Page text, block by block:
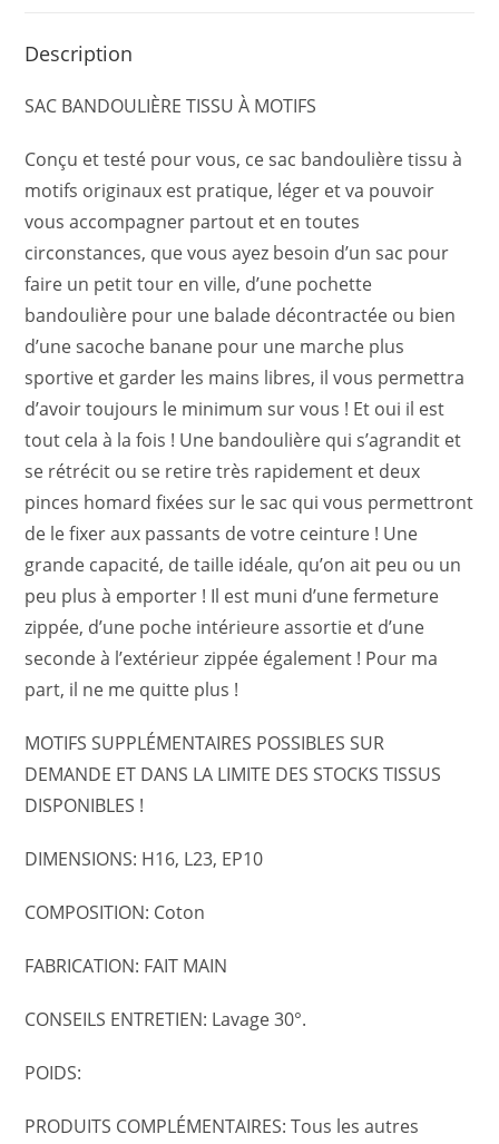
Description
SAC BANDOULIÈRE TISSU À MOTIFS
Conçu et testé pour vous, ce sac bandoulière tissu à
motifs originaux est pratique, léger et va pouvoir
vous accompagner partout et en toutes
circonstances, que vous ayez besoin d’un sac pour
faire un petit tour en ville, d’une pochette
bandoulière pour une balade décontractée ou bien
d’une sacoche banane pour une marche plus
sportive et garder les mains libres, il vous permettra
d’avoir toujours le minimum sur vous ! Et oui il est
tout cela à la fois ! Une bandoulière qui s’agrandit et
se rétrécit ou se retire très rapidement et deux
pinces homard fixées sur le sac qui vous permettront
de le fixer aux passants de votre ceinture ! Une
grande capacité, de taille idéale, qu’on ait peu ou un
peu plus à emporter ! Il est muni d’une fermeture
zippée, d’une poche intérieure assortie et d’une
seconde à l’extérieur zippée également ! Pour ma
part, il ne me quitte plus !
MOTIFS SUPPLÉMENTAIRES POSSIBLES SUR
DEMANDE ET DANS LA LIMITE DES STOCKS TISSUS
DISPONIBLES !
DIMENSIONS: H16, L23, EP10
COMPOSITION: Coton
FABRICATION: FAIT MAIN
CONSEILS ENTRETIEN: Lavage 30°.
POIDS:
PRODUITS COMPLÉMENTAIRES: Tous les autres